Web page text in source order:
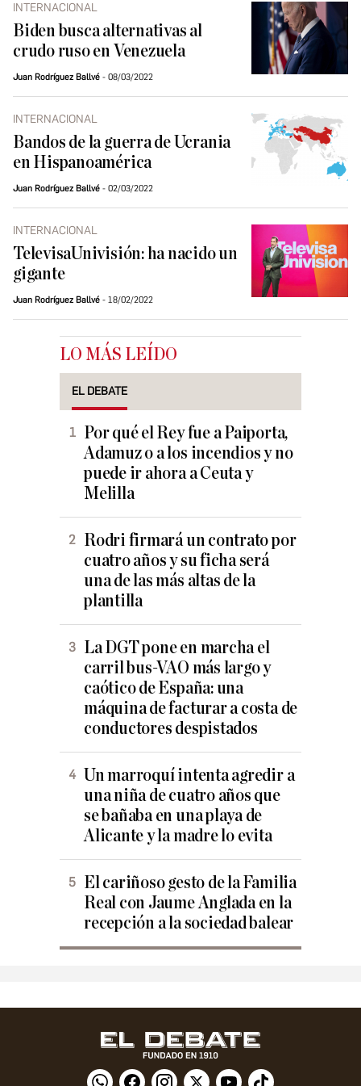
INTERNACIONAL
Biden busca alternativas al
crudo ruso en Venezuela
Juan Rodríguez Ballvé 08/03/2022
INTERNACIONAL
Bandos de la guerra de Ucrania
en Hispanoamérica
Juan Rodríguez Ballvé 02/03/2022
INTERNACIONAL
TelevisaUnivisión: ha nacido un
gigante
Juan Rodríguez Ballvé 18/02/2022
LO MÁS LEÍDO
EL DEBATE
Por qué el Rey fue a Paiporta,
Adamuz o a los incendios y no
puede ir ahora a Ceuta y
Melilla
Rodri firmará un contrato por
cuatro años y su ficha será
una de las más altas de la
plantilla
La DGT pone en marcha el
carril bus-VAO más largo y
caótico de España: una
máquina de facturar a costa de
conductores despistados
Un marroquí intenta agredir a
una niña de cuatro años que
se bañaba en una playa de
Alicante y la madre lo evita
El cariñoso gesto de la Familia
Real con Jaume Anglada en la
recepción a la sociedad balear